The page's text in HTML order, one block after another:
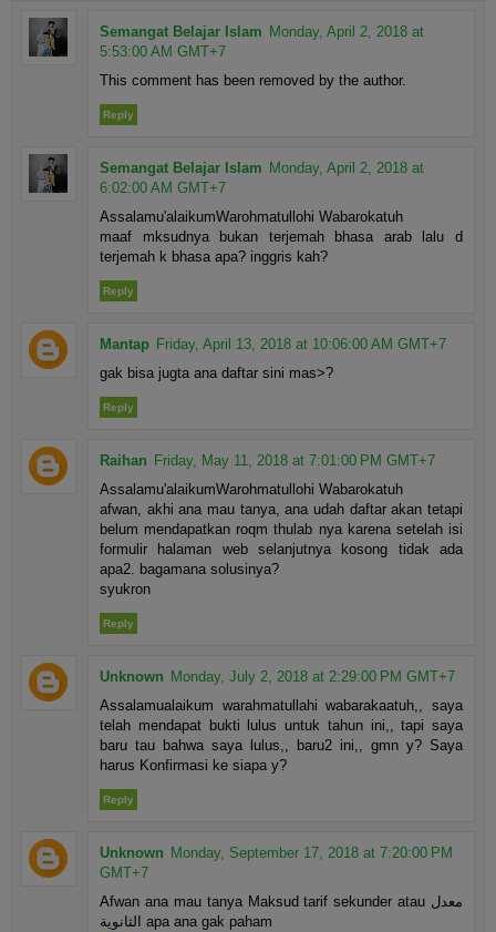
Semangat Belajar Islam Monday, April 2, 2018 at
5:53:00 AM GMT+7
This comment has been removed by the author.
Reply
Semangat Belajar Islam Monday, April 2, 2018 at
6:02:00 AM GMT+7
Assalamu'alaikumWarohmatullohi Wabarokatuh
maaf mksudnya bukan terjemah bhasa arab lalu d
terjemah k bhasa apa? inggris kah?
Reply
Mantap Friday, April 13, 2018 at 10:06:00 AM GMT+7
gak bisa jugta ana daftar sini mas>?
Reply
Raihan Friday, May 11, 2018 at 7:01:00 PM GMT+7
Assalamu'alaikumWarohmatullohi Wabarokatuh
afwan, akhi ana mau tanya, ana udah daftar akan tetapi
belum mendapatkan roqm thulab nya karena setelah isi
formulir halaman web selanjutnya kosong tidak ada
apa2. bagamana solusinya?
syukron
Reply
Unknown Monday, July 2, 2018 at 2:29:00 PM GMT+7
Assalamualaikum warahmatullahi wabarakaatuh,, saya
telah mendapat bukti lulus untuk tahun ini,, tapi saya
baru tau bahwa saya lulus,, baru2 ini,, gmn y? Saya
harus Konfirmasi ke siapa y?
Reply
Unknown Monday, September 17, 2018 at 7:20:00 PM
GMT+7
Afwan ana mau tanya Maksud tarif sekunder atau معدل
الثانوية apa ana gak paham